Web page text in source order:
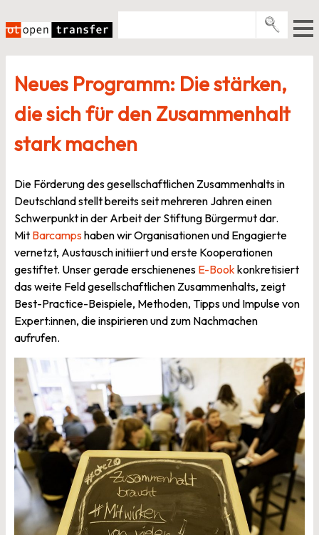
Inhalt
springen
Events
E-Books
Newsletter
Neues Programm: Die stärken,
die sich für den Zusammenhalt
stark machen
Die Förderung des gesellschaftlichen Zusammenhalts in
Deutschland stellt bereits seit mehreren Jahren einen
Schwerpunkt in der Arbeit der Stiftung Bürgermut dar.
Mit Barcampshaben wir Organisationen und Engagierte
vernetzt, Austausch initiiert und erste Kooperationen
gestiftet. Unser gerade erschienenes E-Book konkretisiert
das weite Feld gesellschaftlichen Zusammenhalts, zeigt
Best-Practice-Beispiele, Methoden, Tipps und Impulse von
Expert:innen, die inspirieren und zum Nachmachen
aufrufen.